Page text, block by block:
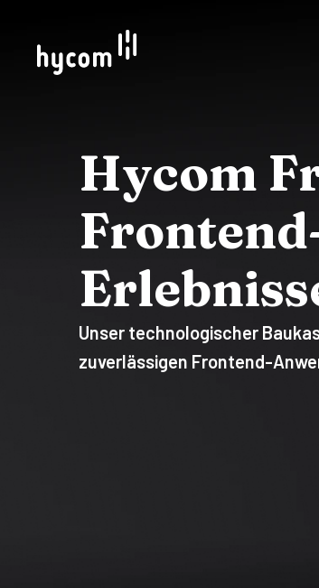
Hycom
Unser technologischer
zuverlässigen Frontend-